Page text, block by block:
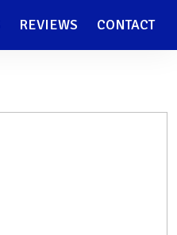
REVIEWS CONTACT